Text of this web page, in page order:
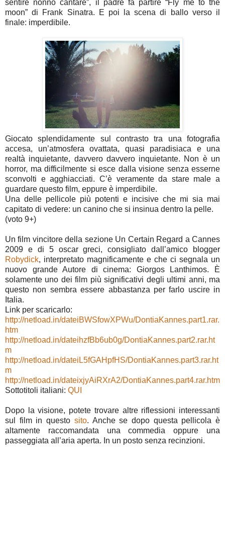
sentire nonno cantare”, il padre fa partire “Fly me to the
moon” di Frank Sinatra. E poi la scena di ballo verso il
finale: imperdibile.
Giocato splendidamente sul contrasto tra una fotografia
accesa, un’atmosfera ovattata, quasi paradisiaca e una
realtà inquietante, davvero davvero inquietante. Non è un
horror, ma difficilmente si esce dalla visione senza esserne
sconvolti e agghiacciati. C’è veramente da stare male a
guardare questo film, eppure è imperdibile.
Una delle pellicole più potenti e incisive che mi sia mai
capitato di vedere: un canino che si insinua dentro la pelle.
(voto 9+)
Un film vincitore della sezione Un Certain Regard a Cannes
2009 e di 5 oscar greci, consigliato dall’amico blogger
Robydick, interpretato magnificamente e che ci segnala un
nuovo grande Autore di cinema: Giorgos Lanthimos. È
solamente uno dei film più significativi degli ultimi anni, ma
questo non sembra essere abbastanza per farlo uscire in
Italia.
Link per scaricarlo:
http://netload.in/dateiBWSfowXPWu/DontiaKannes.part1.rar.
htm
http://netload.in/dateihzfBb6ub0g/DontiaKannes.part2.rar.ht
m
http://netload.in/dateiL5fGAHpfHS/DontiaKannes.part3.rar.ht
m
http://netload.in/dateixjyAiRXrA2/DontiaKannes.part4.rar.htm
Sottotitoli italiani: QUI
Dopo la visione, potete trovare altre riflessioni interessanti
sul film in questo sito. Anche se dopo questa pellicola è
altamente raccomandata una commedia oppure una
passeggiata all’aria aperta. In un posto senza recinzioni.